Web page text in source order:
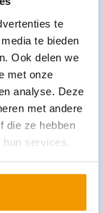
te
te bieden
Ook delen we
met onze
analyse. Deze
met andere
die ze hebben
services.